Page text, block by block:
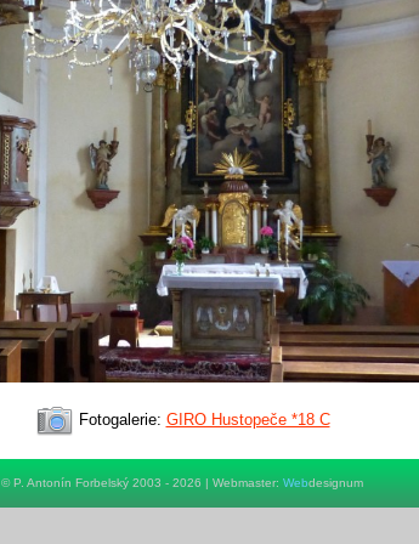
Fotogalerie: GIRO Hustopeče *18 C
© P. Antonín Forbelský 2003 - 2026 | Webmaster: Webdesignum